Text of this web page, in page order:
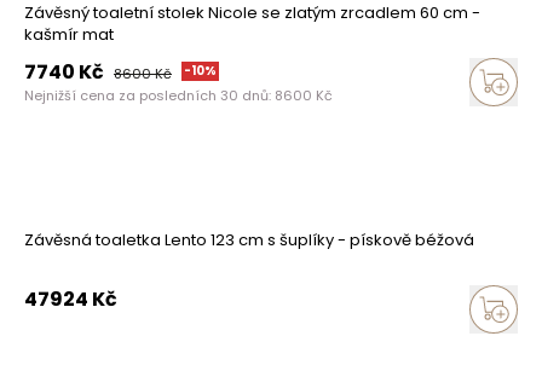
Závěsný toaletní stolek Nicole se zlatým zrcadlem 60 cm -
kašmír mat
7740 Kč 8600Kč -10%
Nejnižší cena za posledních 30 dnů: 8600 Kč
Závěsná toaletka Lento 123 cm s šuplíky - pískově béžová
47924 Kč